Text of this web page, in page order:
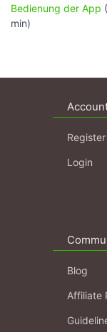
Bedienung der App
min)
Register
Login
Blog
Affiliate